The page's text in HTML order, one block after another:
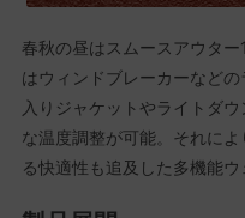
春秋の昼はスムースアウタ
はウィンドブレーカーなど
入りジャケットやライトダ
な温度調整が可能。それに
る快適性も追及した多機能ウ